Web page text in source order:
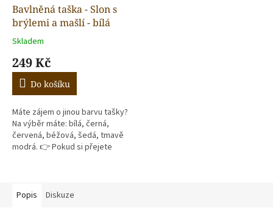
Bavlněná taška - Slon s
brýlemi a mašlí - bílá
Skladem
249 Kč
Do košíku
Máte zájem o jinou barvu tašky?
Na výběr máte: bílá, černá,
červená, béžová, šedá, tmavě
modrá. 👉 Pokud si přejete
Popis Diskuze